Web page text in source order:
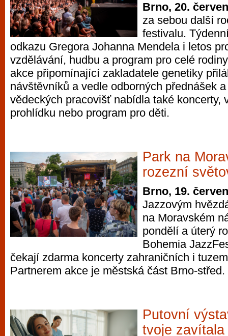
Brno, 20.
za sebou další
festivalu.
odkazu Gregora Johanna Mendela i letos
vzdělávání, hudbu a program pro celé
akce připomínající zakladatele genetiky
návštěvníků a vedle odborných přednášek
vědeckých pracovišť nabídla také koncerty,
prohlídku nebo program pro děti.
Park na
rozezní
Brno, 19.
Jazzovým
na Moravském
pondělí a úterý
Bohemia
čekají zdarma koncerty zahraničních i
Partnerem akce je městská část Brno-střed.
Putovní
tvoje zavítala